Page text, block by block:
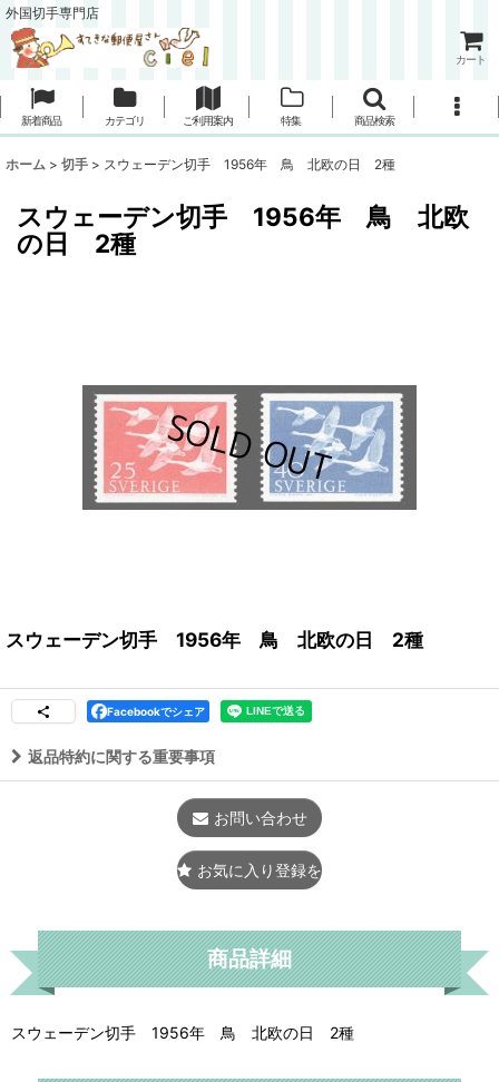
外国切手専門店
カート
新着商品 カテゴリ ご利用案内 特集 商品検索
ホーム > 切手 > スウェーデン切手 1956年 鳥 北欧の日 2種
スウェーデン切手 1956年 鳥 北欧
の日 2種
スウェーデン切手 1956年 鳥 北欧の日 2種
Facebookでシェア
返品特約に関する重要事項
お問い合わせ
お気に入り登録をする
商品詳細
スウェーデン切手 1956年 鳥 北欧の日 2種